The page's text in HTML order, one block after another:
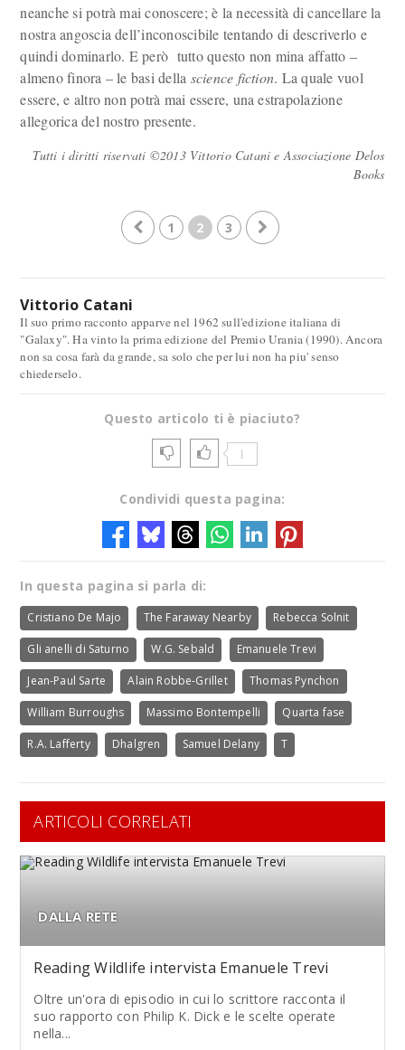
neanche si potrà mai conoscere; è la necessità di cancellare la
nostra angoscia dell’inconoscibile tentando di descriverlo e
quindi dominarlo. E però tutto questo non mina affatto –
almeno finora – le basi della science fiction. La quale vuol
essere, e altro non potrà mai essere, una estrapolazione
allegorica del nostro presente.
Tutti i diritti riservati ©2013 Vittorio Catani e Associazione Delos
Books
1 2 3
Vittorio Catani
Il suo primo racconto apparve nel 1962 sull'edizione italiana di
"Galaxy". Ha vinto la prima edizione del Premio Urania (1990). Ancora
non sa cosa farà da grande, sa solo che per lui non ha piu' senso
chiederselo.
Questo articolo ti è piaciuto?
1
Condividi questa pagina:
In questa pagina si parla di:
Cristiano De Majo The Faraway Nearby Rebecca Solnit
Gli anelli di Saturno W.G. Sebald Emanuele Trevi
Jean-Paul Sarte Alain Robbe-Grillet Thomas Pynchon
William Burroughs Massimo Bontempelli Quarta fase
R.A. Lafferty Dhalgren Samuel Delany T
ARTICOLI CORRELATI
DALLA RETE
Reading Wildlife intervista Emanuele Trevi
Oltre un'ora di episodio in cui lo scrittore racconta il
suo rapporto con Philip K. Dick e le scelte operate
nella...